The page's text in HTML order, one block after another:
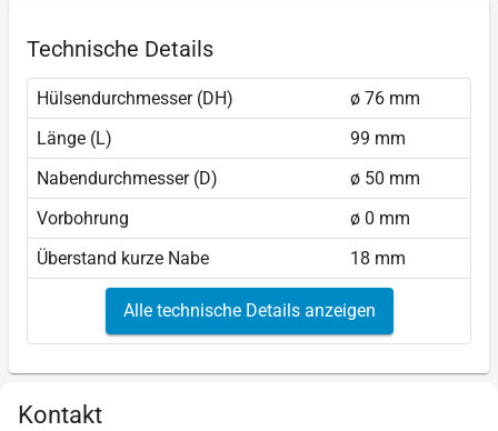
Technische Details
Hülsendurchmesser (DH)
ø 76 mm
Länge (L)
99 mm
Nabendurchmesser (D)
ø 50 mm
Vorbohrung
ø 0 mm
Überstand kurze Nabe
18 mm
Alle technische Details anzeigen
Kontakt